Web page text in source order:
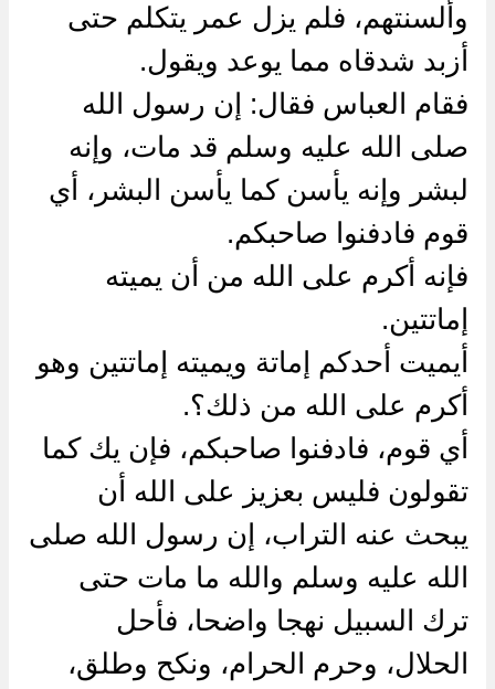
وألسنتهم، فلم يزل عمر يتكلم حتى
أزبد شدقاه مما يوعد ويقول.
فقام العباس فقال: إن رسول الله
صلى الله عليه وسلم قد مات، وإنه
لبشر وإنه يأسن كما يأسن البشر، أي
قوم فادفنوا صاحبكم.
فإنه أكرم على الله من أن يميته
إماتتين.
أيميت أحدكم إماتة ويميته إماتتين وهو
أكرم على الله من ذلك؟.
أي قوم، فادفنوا صاحبكم، فإن يك كما
تقولون فليس بعزيز على الله أن
يبحث عنه التراب، إن رسول الله صلى
الله عليه وسلم والله ما مات حتى
ترك السبيل نهجا واضحا، فأحل
الحلال، وحرم الحرام، ونكح وطلق،